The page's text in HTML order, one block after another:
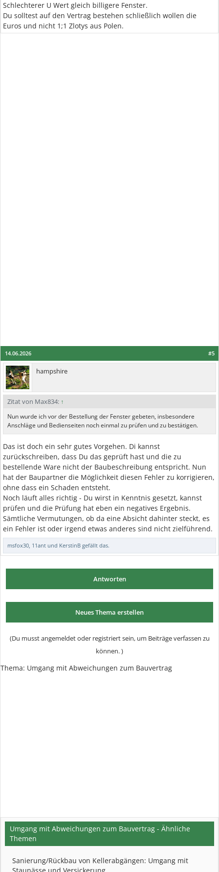
Schlechterer U Wert gleich billigere Fenster.
Du solltest auf den Vertrag bestehen schließlich wollen die
Euros und nicht 1;1 Zlotys aus Polen.
#5
14.06.2026
hampshire
Zitat von Max834: ↑
Nun wurde ich vor der Bestellung der Fenster gebeten, insbesondere
Anschläge und Bedienseiten noch einmal zu prüfen und zu bestätigen.
Das ist doch ein sehr gutes Vorgehen. Di kannst
zurückschreiben, dass Du das geprüft hast und die zu
bestellende Ware nicht der Baubeschreibung entspricht. Nun
hat der Baupartner die Möglichkeit diesen Fehler zu korrigieren,
ohne dass ein Schaden entsteht.
Noch läuft alles richtig - Du wirst in Kenntnis gesetzt, kannst
prüfen und die Prüfung hat eben ein negatives Ergebnis.
Sämtliche Vermutungen, ob da eine Absicht dahinter steckt, es
ein Fehler ist oder irgend etwas anderes sind nicht zielführend.
msfox30, 11ant und KerstinB gefällt das.
Antworten
Neues Thema erstellen
(Du musst angemeldet oder registriert sein, um Beiträge verfassen zu
können. )
Thema: Umgang mit Abweichungen zum Bauvertrag
Umgang mit Abweichungen zum Bauvertrag - Ähnliche
Themen
Sanierung/Rückbau von Kellerabgängen: Umgang mit